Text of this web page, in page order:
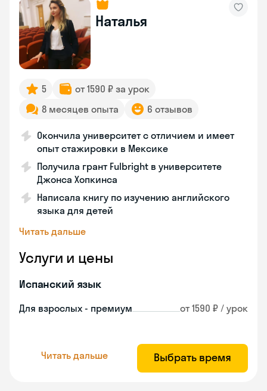
Наталья
5
от 1590 ₽ за урок
8 месяцев опыта
6 отзывов
Окончила университет с отличием и имеет
опыт стажировки в Мексике
Получила грант Fulbright в университете
Джонса Хопкинса
Написала книгу по изучению английского
языка для детей
Читать дальше
Услуги и цены
Испанский язык
Для взрослых - премиум от 1590 ₽ / урок
Читать дальше Выбрать время